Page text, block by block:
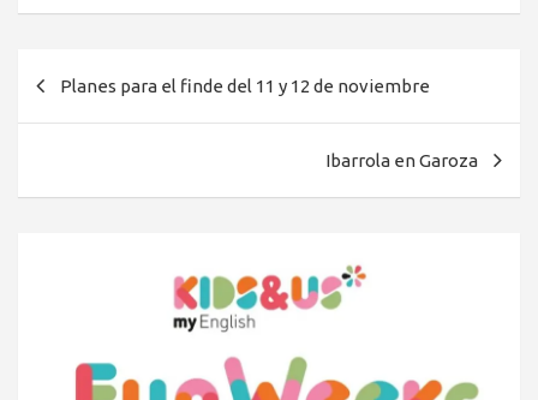
Planes para el finde del 11 y 12 de noviembre
Ibarrola en Garoza